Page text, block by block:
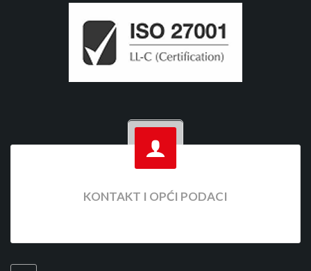
KONTAKT I OPĆI PODACI